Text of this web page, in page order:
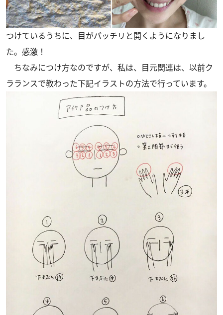
つけているうちに、目がパッチリと開くようになりまし
た。感激！
ちなみにつけ方なのですが、私は、目元関連は、 以前ク
ラランスで教わった下記イラストの方法で行っています。